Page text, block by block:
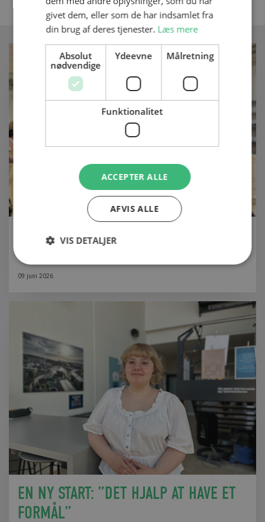
PRAKTISK FORLØB GJORDE MATHIAS
MERE SIKKER PÅ TØMRERDRØMMEN
09 juni 2026
EN NY START: ”DET HJALP AT HAVE ET
FORMÅL”
givet dem, eller som de har indsamlet fra
din brug af deres tjenester. Læs mere
Absolut
nødvendige
Ydeevne Målretning
Funktionalitet
ACCEPTER ALLE
AFVIS ALLE
VIS DETALJER